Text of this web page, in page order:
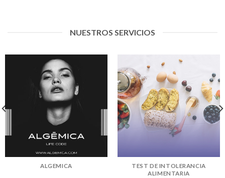
NUESTROS SERVICIOS
ALGEMICA
TEST DE INTOLERANCIA
ALIMENTARIA